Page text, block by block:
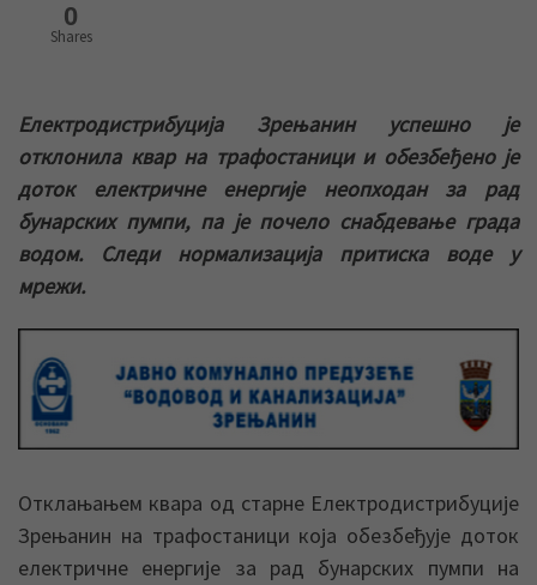
0
Shares
Електродистрибуција Зрењанин успешно је
отклонила квар на трафостаници и обезбеђено је
доток електричне енергије неопходан за рад
бунарских пумпи, па је почело снабдевање града
водом. Следи нормализација притиска воде у
мрежи.
Отклањањем квара од старне Електродистрибуције
Зрењанин на трафостаници која обезбеђује доток
електричне енергије за рад бунарских пумпи на